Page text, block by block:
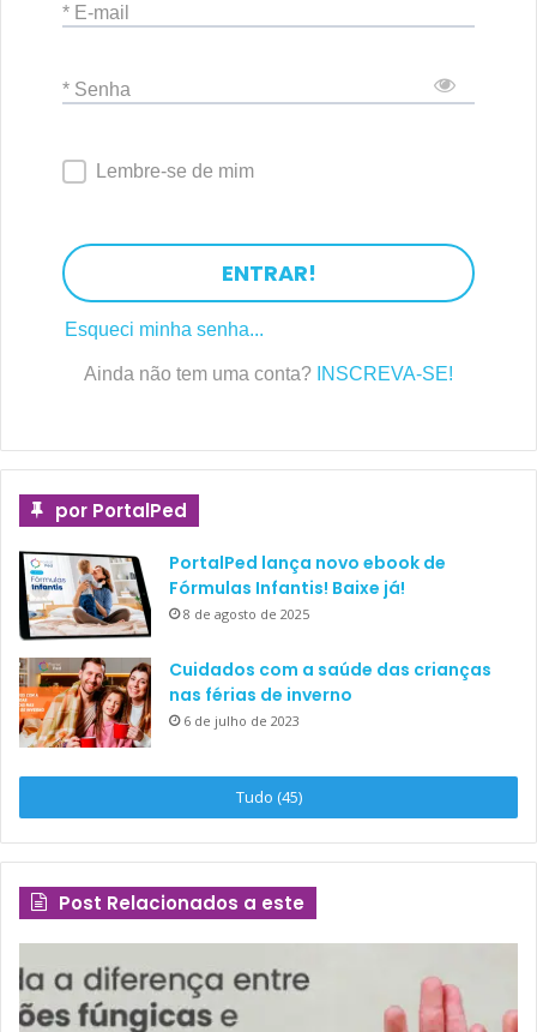
* E-mail
* Senha
Lembre-se de mim
ENTRAR!
Esqueci minha senha...
Ainda não tem uma conta? INSCREVA-SE!
por PortalPed
PortalPed lança novo ebook de
Fórmulas Infantis! Baixe já!
8 de agosto de 2025
Cuidados com a saúde das crianças
nas férias de inverno
6 de julho de 2023
Tudo (45)
Post Relacionados a este